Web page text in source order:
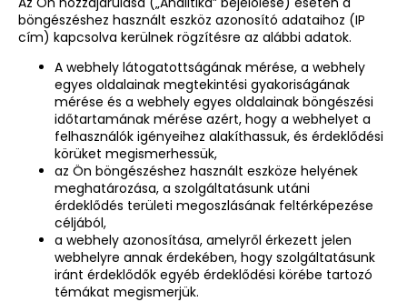
böngészéshez használt eszköz azonosító adataihoz (IP
cím) kapcsolva kerülnek rögzítésre az alábbi adatok.
A webhely látogatottságának mérése, a webhely
egyes oldalainak megtekintési gyakoriságának
mérése és a webhely egyes oldalainak böngészési
időtartamának mérése azért, hogy a webhelyet a
felhasználók igényeihez alakíthassuk, és érdeklődési
körüket megismerhessük,
az Ön böngészéshez használt eszköze helyének
meghatározása, a szolgáltatásunk utáni
érdeklődés területi megoszlásának feltérképezése
céljából,
a webhely azonosítása, amelyről érkezett jelen
webhelyre annak érdekében, hogy szolgáltatásunk
iránt érdeklődők egyéb érdeklődési körébe tartozó
témákat megismerjük.